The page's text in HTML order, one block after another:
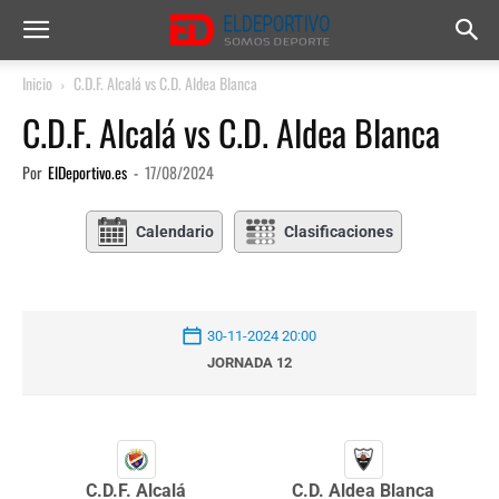
Inicio C.D.F. Alcalá vs C.D. Aldea Blanca
C.D.F. Alcalá vs C.D. Aldea Blanca
Por ElDeportivo.es - 17/08/2024
Calendario Clasificaciones
30-11-2024 20:00
JORNADA 12
C.D.F. Alcalá C.D. Aldea Blanca